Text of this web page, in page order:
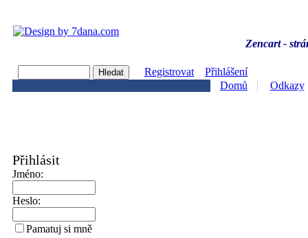
Zencart -
Registrovat
Přihlášení
Domů
Odkazy
Přihlásit
Jméno:
Heslo:
Pamatuj si mně